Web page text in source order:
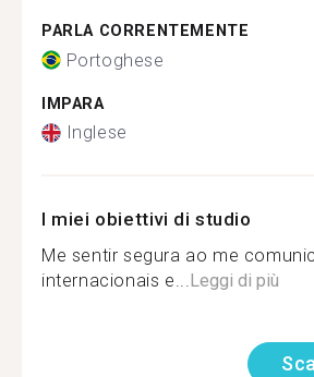
PARLA CORRENTEMENTE
Portoghese
IMPARA
Inglese
I miei obiettivi di studio
Me sentir segura ao me
internacionais e...Leggi di più